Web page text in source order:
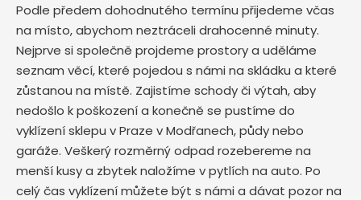
Podle předem dohodnutého termínu přijedeme včas
na místo, abychom neztráceli drahocenné minuty.
Nejprve si společně projdeme prostory a uděláme
seznam věcí, které pojedou s námi na skládku a které
zůstanou na místě. Zajistíme schody či výtah, aby
nedošlo k poškození a konečně se pustíme do
vyklízení sklepu v Praze v Modřanech, půdy nebo
garáže. Veškerý rozměrný odpad rozebereme na
menší kusy a zbytek naložíme v pytlích na auto. Po
celý čas vyklízení můžete být s námi a dávat pozor na